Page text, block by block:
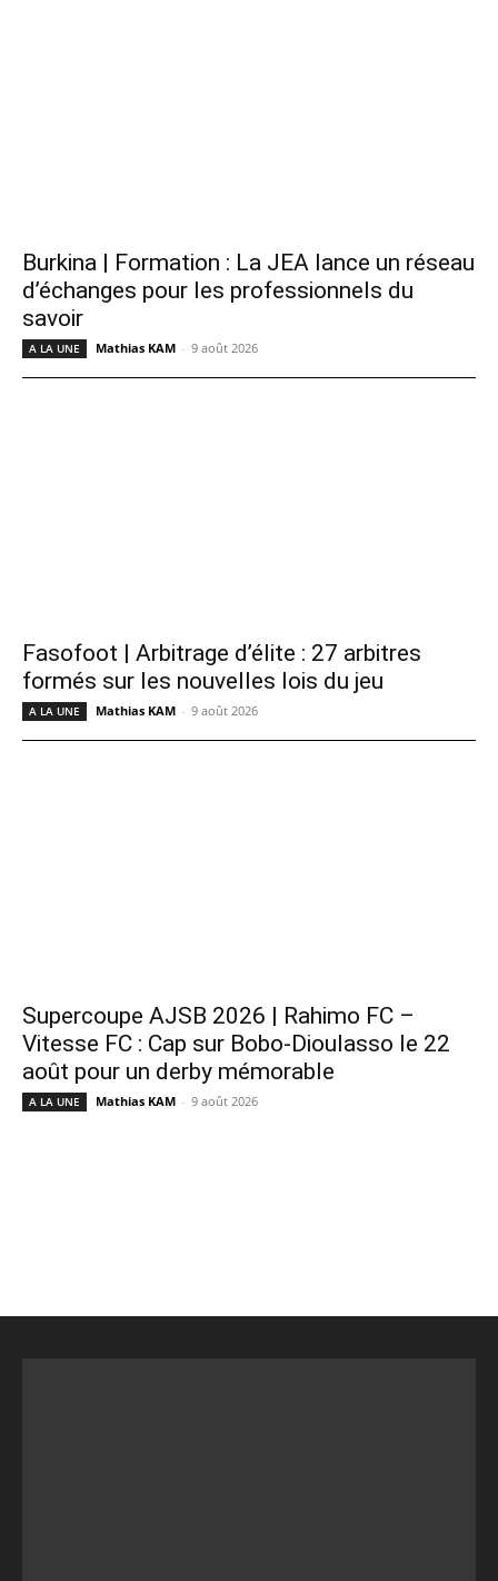
Burkina | Formation : La JEA lance un réseau
d’échanges pour les professionnels du
savoir
A LA UNE Mathias KAM - 9 août 2026
Fasofoot | Arbitrage d’élite : 27 arbitres
formés sur les nouvelles lois du jeu
A LA UNE Mathias KAM - 9 août 2026
Supercoupe AJSB 2026 | Rahimo FC –
Vitesse FC : Cap sur Bobo-Dioulasso le 22
août pour un derby mémorable
A LA UNE Mathias KAM - 9 août 2026